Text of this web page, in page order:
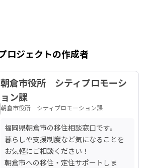
ロジェクトの作成者
朝倉市役所 シティプロモーシ
ョン課
朝倉市役所 シティプロモーション課
福岡県朝倉市の移住相談窓口です。
暮らしや支援制度など気になることを
お気軽にご相談ください！
朝倉市への移住・定住サポートしま